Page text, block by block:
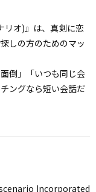
オ)』は、真剣に恋
しの方のためのマッ
倒」「いつも同じ会
ングなら短い会話だ
Incorporated